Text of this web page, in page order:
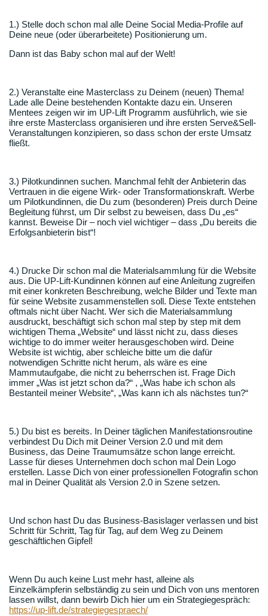
1.) Stelle doch schon mal alle Deine Social Media-Profile auf
Deine neue (oder überarbeitete) Positionierung um.
Dann ist das Baby schon mal auf der Welt!
2.) Veranstalte eine Masterclass zu Deinem (neuen) Thema!
Lade alle Deine bestehenden Kontakte dazu ein. Unseren
Mentees zeigen wir im UP-Lift Programm ausführlich, wie sie
ihre erste Masterclass organisieren und ihre ersten Serve&Sell-
Veranstaltungen konzipieren, so dass schon der erste Umsatz
fließt.
3.) Pilotkundinnen suchen. Manchmal fehlt der Anbieterin das
Vertrauen in die eigene Wirk- oder Transformationskraft. Werbe
um Pilotkundinnen, die Du zum (besonderen) Preis durch Deine
Begleitung führst, um Dir selbst zu beweisen, dass Du „es“
kannst. Beweise Dir – noch viel wichtiger – dass „Du bereits die
Erfolgsanbieterin bist“!
4.) Drucke Dir schon mal die Materialsammlung für die Website
aus. Die UP-Lift-Kundinnen können auf eine Anleitung zugreifen
mit einer konkreten Beschreibung, welche Bilder und Texte man
für seine Website zusammenstellen soll. Diese Texte entstehen
oftmals nicht über Nacht. Wer sich die Materialsammlung
ausdruckt, beschäftigt sich schon mal step by step mit dem
wichtigen Thema „Website“ und lässt nicht zu, dass dieses
wichtige to do immer weiter herausgeschoben wird. Deine
Website ist wichtig, aber schleiche bitte um die dafür
notwendigen Schritte nicht herum, als wäre es eine
Mammutaufgabe, die nicht zu beherrschen ist. Frage Dich
immer „Was ist jetzt schon da?“ , „Was habe ich schon als
Bestanteil meiner Website“, „Was kann ich als nächstes tun?“
5.) Du bist es bereits. In Deiner täglichen Manifestationsroutine
verbindest Du Dich mit Deiner Version 2.0 und mit dem
Business, das Deine Traumumsätze schon lange erreicht.
Lasse für dieses Unternehmen doch schon mal Dein Logo
erstellen. Lasse Dich von einer professionellen Fotografin schon
mal in Deiner Qualität als Version 2.0 in Szene setzen.
Und schon hast Du das Business-Basislager verlassen und bist
Schritt für Schritt, Tag für Tag, auf dem Weg zu Deinem
geschäftlichen Gipfel!
Wenn Du auch keine Lust mehr hast, alleine als
Einzelkämpferin selbständig zu sein und Dich von uns mentoren
lassen willst, dann bewirb Dich hier um ein Strategiegespräch:
https://up-lift.de/strategiegespraech/